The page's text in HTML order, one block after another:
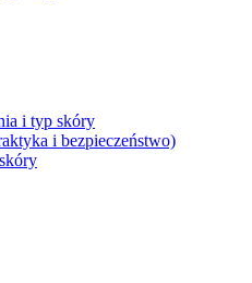
i typ skóry
i bezpieczeństwo)